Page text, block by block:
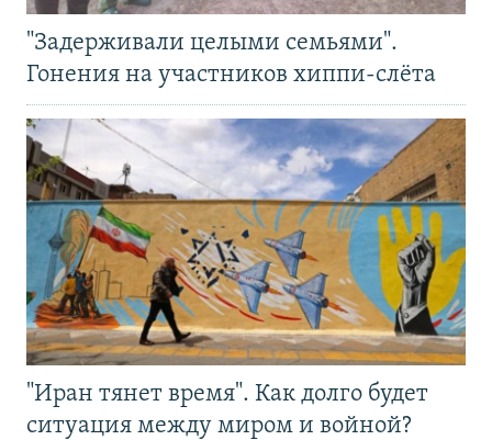
"Задерживали целыми семьями".
Гонения на участников хиппи-слёта
"Иран тянет время". Как долго будет
ситуация между миром и войной?